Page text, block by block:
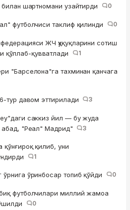
шартномани узайтирди 0
футболчиси таклиф қилинди 0
ЖЧ ҳуқуқларини сотиш
қувватлади
1
"Барселона"га тахминан қанчага
тур давом эттирилади 3
саккиз йил — бу жуда
абад, "Реал" Мадрид"
3
қўнғироқ қилиб, уни
1
ўринбосар топиб қўйди 0
футболчилари миллий жамоа
0